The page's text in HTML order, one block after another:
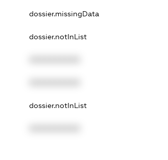
dossier.missingData
dossier.notInList
dossier.notInList